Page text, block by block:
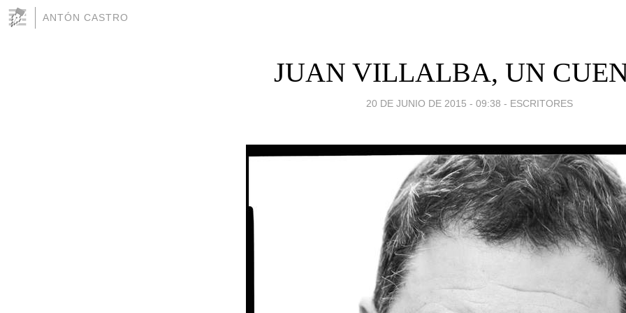
ANTÓN CASTRO
JUAN VILLALBA, UN
20 DE JUNIO DE 2015 - 09:38 - ESCRITORES